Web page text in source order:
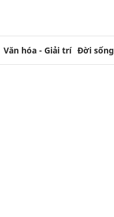
Văn hóa - Giải trí Đời sống